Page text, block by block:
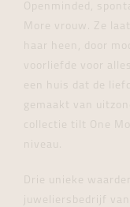
Openminded,
More vrouw. Ze
haar heen, door
voorliefde voor
een huis dat de
gemaakt van
collectie tilt One
niveau.
Drie unieke
juweliersbedrijf